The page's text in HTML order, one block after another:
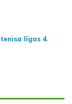
līgas 4.